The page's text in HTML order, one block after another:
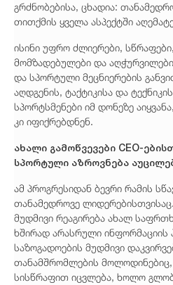
გრძნობებისა, ცხადია:
თითქმის ყველა ასპექტში
ისინი უფრო ძლიერები,
მომზადებულები და
და სპორტული მეცნიერების
აღდგენის, ტაქტიკისა და
სპორტსმენები იმ დონეზე
კი იფიქრებდნენ.
ახალი გამოწვევები CEO-
სპორტული აზროვნება
ამ პროგრესიდან ბევრი რამის
თანამედროვე
მუდმივი რეაგირება ახალ
ხშირად არასრული ინფორმაციის
საზოგადოების მუდმივი
თანამშრომლების
სისწრაფით იცვლება, ხოლო